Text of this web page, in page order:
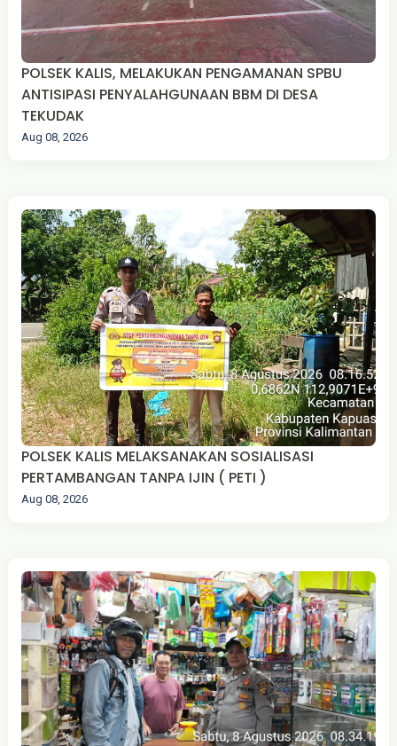
POLSEK KALIS, MELAKUKAN PENGAMANAN SPBU
ANTISIPASI PENYALAHGUNAAN BBM DI DESA
TEKUDAK
Aug 08, 2026
POLSEK KALIS MELAKSANAKAN SOSIALISASI
PERTAMBANGAN TANPA IJIN ( PETI )
Aug 08, 2026